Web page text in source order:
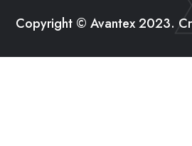
Copyright © Avantex 2023.